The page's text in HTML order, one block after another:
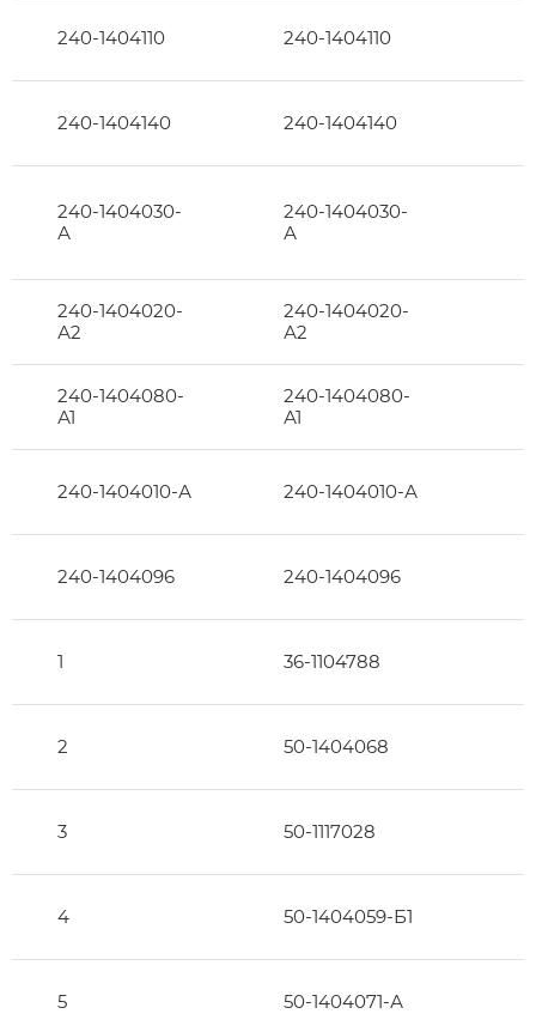
240-1404110 240-1404110
240-1404140 240-1404140
240-1404030-
А
240-1404030-
А
240-1404020-
А2
240-1404020-
А2
240-1404080-
А1
240-1404080-
А1
240-1404010-А 240-1404010-А
240-1404096 240-1404096
1 36-1104788
2 50-1404068
3 50-1117028
4 50-1404059-Б1
5 50-1404071-А